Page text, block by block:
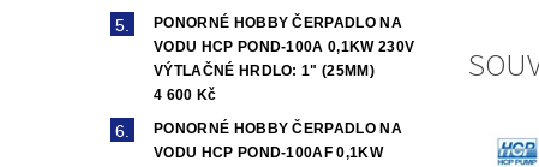
PONORNÉ HOBBY ČERPADLO NA
VODU HCP POND-100A 0,1KW 230V
VÝTLAČNÉ HRDLO: 1" (25MM)
4 600 Kč
PONORNÉ HOBBY ČERPADLO NA
VODU HCP POND-100AF 0,1KW